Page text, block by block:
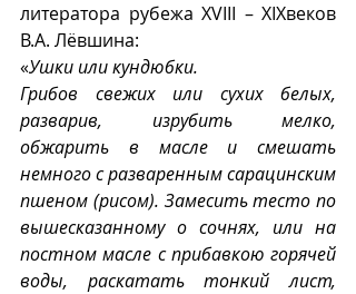
литератора рубежа XVIII – XIXвеков
В.А. Лёвшина:
«Ушки или кундюбки.
Грибов свежих или сухих белых,
разварив, изрубить мелко,
обжарить в масле и смешать
немного с разваренным сарацинским
пшеном (рисом). Замесить тесто по
вышесказанному о сочнях, или на
постном масле с прибавкою горячей
воды, раскатать тонкий лист,